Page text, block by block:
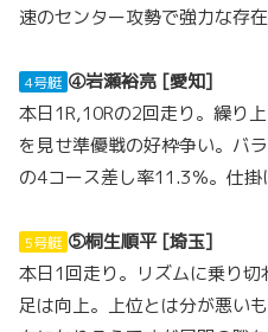
速のセンター攻勢で強力な存在
4号艇 ④岩瀬裕亮 [愛知]
本日1R,10Rの2回走り。繰り
を見せ準優戦の好枠争い。バ
の4コース差し率11.3％。仕
5号艇 ⑤桐生順平 [埼玉]
本日1回走り。リズムに乗り
足は向上。上位とは分が悪い